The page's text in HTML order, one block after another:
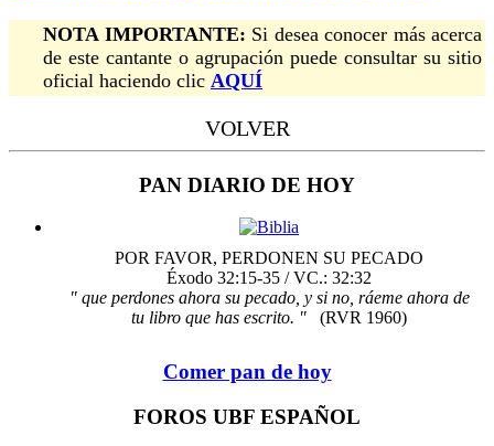
NOTA IMPORTANTE: Si desea conocer más acerca
de este cantante o agrupación puede consultar su sitio
oficial haciendo clic AQUÍ
VOLVER
PAN DIARIO DE HOY
POR FAVOR, PERDONEN SU PECADO
Éxodo 32:15-35 / VC.: 32:32
" que perdones ahora su pecado, y si no, ráeme ahora de
tu libro que has escrito. "
(RVR 1960)
Comer pan de hoy
FOROS UBF ESPAÑOL